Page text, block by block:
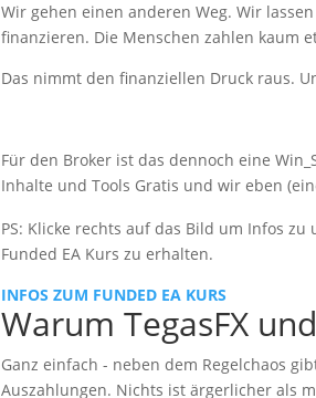
Wir gehen einen anderen Weg. Wir
finanzieren. Die Menschen zahlen kaum
Das nimmt den finanziellen Druck raus.
Für den Broker ist das dennoch eine
Inhalte und Tools Gratis und wir eben
PS: Klicke rechts auf das Bild um Infos zu
Funded EA Kurs zu erhalten.
INFOS ZUM FUNDED EA KURS
Warum TegasFX
Ganz einfach - neben dem Regelchaos
Auszahlungen. Nichts ist ärgerlicher als